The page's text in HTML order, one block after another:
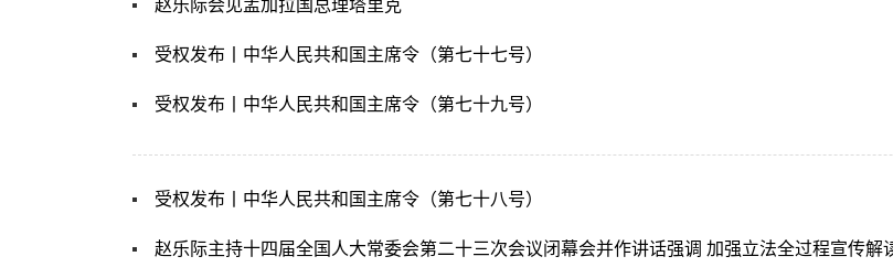
赵乐际会见孟加拉国总理塔里克
受权发布丨中华人民共和国主席令（第七十七号）
受权发布丨中华人民共和国主席令（第七十九号）
受权发布丨中华人民共和国主席令（第七十八号）